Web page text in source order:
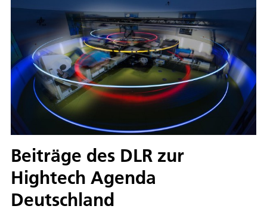
Beiträge des DLR zur
Hightech Agenda
Deutschland